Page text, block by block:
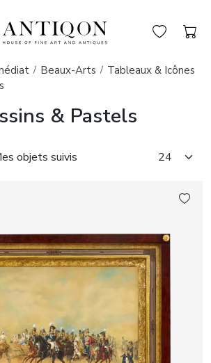
Beaux-Arts
Tableaux & Icônes
& Pastels
objets suivis